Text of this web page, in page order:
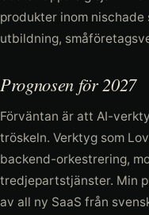
produkter inom
utbildning,
Prognosen för 2027
Förväntan är att AI-
tröskeln. Verktyg som
backend-orkestrering,
tredjepartstjänster. Min
av all ny SaaS från